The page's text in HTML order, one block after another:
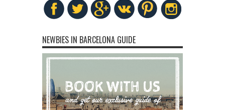
NEWBIES IN BARCELONA GUIDE